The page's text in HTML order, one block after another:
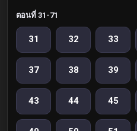
ตอนที่ 31-71
31 32 33
37 38 39
43 44 45